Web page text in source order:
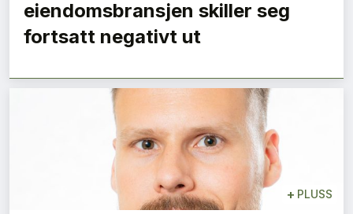
eiendomsbransjen skiller seg
fortsatt negativt ut
+ PLUSS